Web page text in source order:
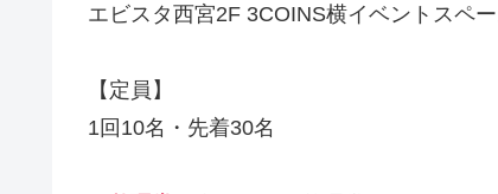
エビスタ西宮2F 3COINS横イベントスペー
【定員】
1回10名・先着30名